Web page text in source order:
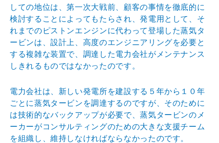
しての地位は、第一次大戦前、顧客の事情を徹底的に
検討する ことによってもたらされ、発電用として、そ
れまでのピス トンエンジンに代わって登場した蒸気タ
ービンは、設計上
、高度のエンジニアリングを必要と
する複雑な装置で、調達した電力会社がメンテナンス
しきれるものではなかったのです。
電力会社は、新しい発電所を建設する５年から１０年
ごと に蒸気タービンを調達するのですが、そのために
は技術的なバックアップが必要で、蒸気タービンのメ
ーカーがコンサルティングのための大きな支援チーム
を組織し、維持し なければならなかったのです。